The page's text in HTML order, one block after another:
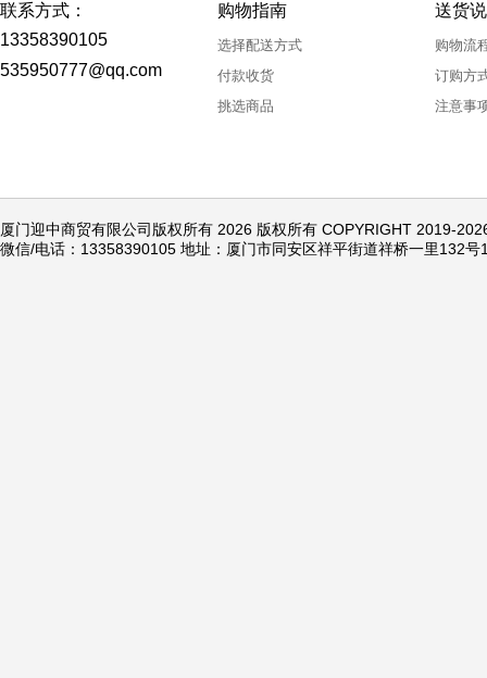
联系方式：
13358390105
535950777@qq.com
购物指南
选择配送方式
付款收货
挑选商品
送货
购物流
订购方
注意事
厦门迎中商贸有限公司版权所有 2026 版权所有 COPYRIGHT 2019-
微信/电话：13358390105 地址：厦门市同安区祥平街道祥桥一里132号